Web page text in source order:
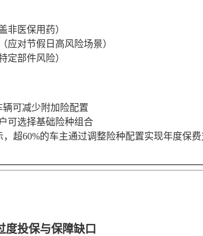
非医保用药）
应对节假日高风险场景）
定部件风险）
辆可减少附加险配置
可选择基础险种组合
，超60%的车主通过调整险种配置实现年度保
度投保与保障缺口